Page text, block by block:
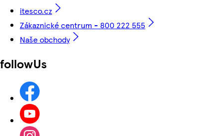
itesco.cz
Zákaznické centrum - 800 222 555
Naše obchody
followUs